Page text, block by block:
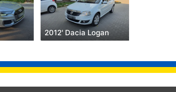
2012' Dacia Logan